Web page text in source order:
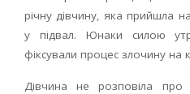
річну дівчину, яка прийшла
у підвал. Юнаки силою
фіксували процес злочину на
Дівчина не розповіла про